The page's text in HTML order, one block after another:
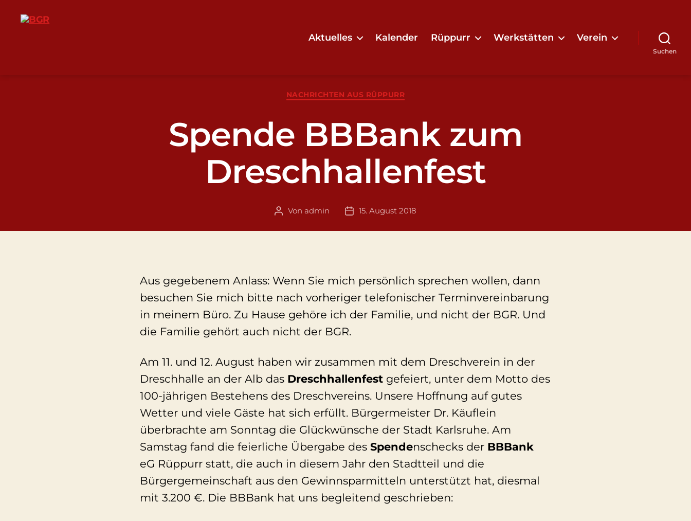
Aktuelles Kalender Rüppurr Werkstätten Verein
Suchen
Kategorien
NACHRICHTEN AUS RÜPPURR
Spende BBBank zum
Dreschhallenfest
Beitragsautor
Von admin Veröffentlichungsdatum
15. August 2018
Aus gegebenem Anlass: Wenn Sie mich persönlich sprechen wollen, dann
besuchen Sie mich bitte nach vorheriger telefonischer Terminvereinbarung
in meinem Büro. Zu Hause gehöre ich der Familie, und nicht der BGR. Und
die Familie gehört auch nicht der BGR.
Am 11. und 12. August haben wir zusammen mit dem Dreschverein in der
Dreschhalle an der Alb das Dreschhallenfest gefeiert, unter dem Motto des
100-jährigen Bestehens des Dreschvereins. Unsere Hoffnung auf gutes
Wetter und viele Gäste hat sich erfüllt. Bürgermeister Dr. Käuflein
überbrachte am Sonntag die Glückwünsche der Stadt Karlsruhe. Am
Samstag fand die feierliche Übergabe des Spendenschecks der BBBank
eG Rüppurr statt, die auch in diesem Jahr den Stadtteil und die
Bürgergemeinschaft aus den Gewinnsparmitteln unterstützt hat, diesmal
mit 3.200 €. Die BBBank hat uns begleitend geschrieben: